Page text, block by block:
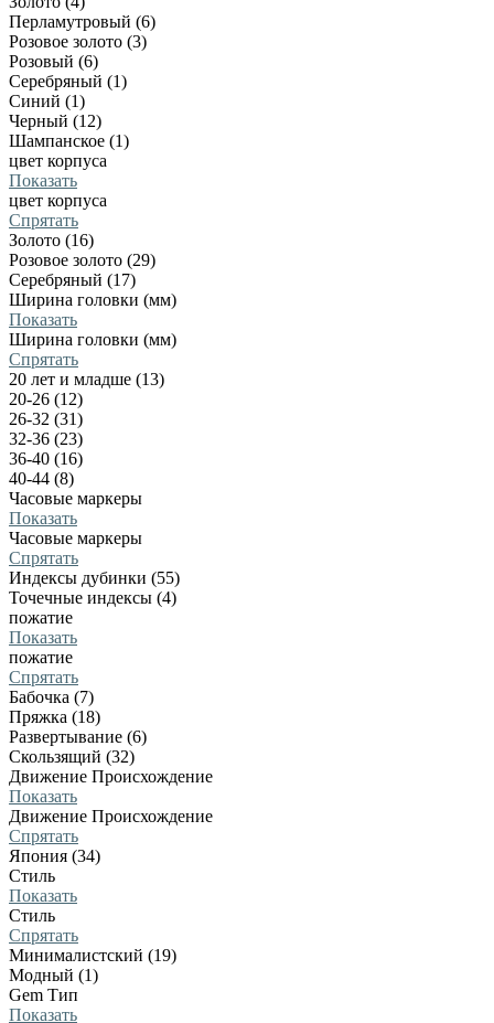
Перламутровый (6)
Розовое золото (3)
Розовый (6)
Серебряный (1)
Синий (1)
Черный (12)
Шампанское (1)
цвет корпуса
Показать
цвет корпуса
Спрятать
Золото (16)
Розовое золото (29)
Серебряный (17)
Ширина головки (мм)
Показать
Ширина головки (мм)
Спрятать
20 лет и младше (13)
20-26 (12)
26-32 (31)
32-36 (23)
36-40 (16)
40-44 (8)
Часовые маркеры
Показать
Часовые маркеры
Спрятать
Индексы дубинки (55)
Точечные индексы (4)
пожатие
Показать
пожатие
Спрятать
Бабочка (7)
Пряжка (18)
Развертывание (6)
Скользящий (32)
Движение Происхождение
Показать
Движение Происхождение
Спрятать
Япония (34)
Стиль
Показать
Стиль
Спрятать
Минималистский (19)
Модный (1)
Gem Тип
Показать